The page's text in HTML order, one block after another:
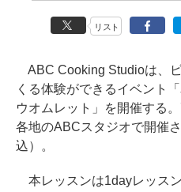
リスト
ABC Cooking Studioは、
くる体験ができるイベント
ウオムレット」を開催する
各地のABCスタジオで開催
込）。
本レッスンは1dayレッス